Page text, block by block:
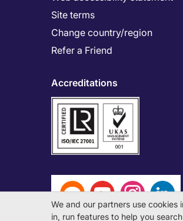
Site terms
Change country/region
Refer a Friend
Accreditations
We and our partners use
in, run features to help you